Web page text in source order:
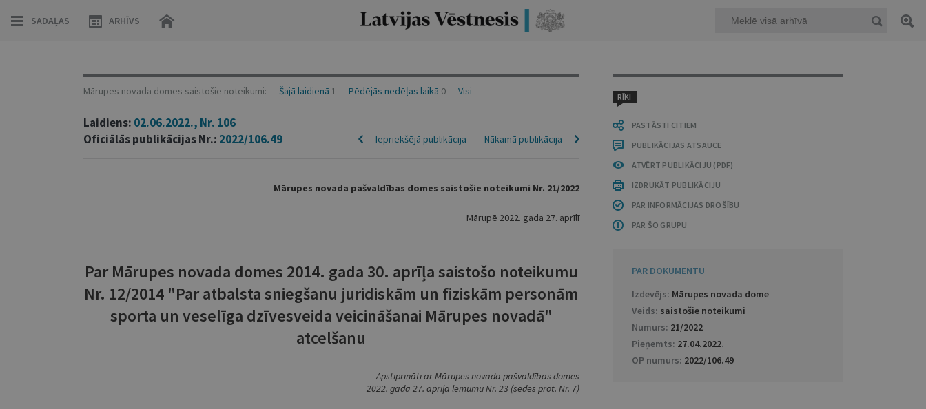
SADAĻAS ARHĪVS
RĪKI
PASTĀSTI CITIEM
PUBLIKĀCIJAS ATSAUCE
ATVĒRT PUBLIKĀCIJU (PDF)
IZDRUKĀT PUBLIKĀCIJU
PAR INFORMĀCIJAS DROŠĪBU
PAR ŠO GRUPU
PAR DOKUMENTU
Izdevējs: Mārupes novada dome
Veids: saistošie noteikumi
Numurs: 21/2022
Pieņemts: 27.04.2022.
OP numurs: 2022/106.49
Mārupes novada domes saistošie noteikumi: Šajā laidienā 1 Pēdējās nedēļas laikā 0 Visi
Laidiens: 02.06.2022., Nr. 106
Oficiālās publikācijas Nr.: 2022/106.49 Nākamā publikācija
Iepriekšējā publikācija
Mārupes novada pašvaldības domes saistošie noteikumi Nr. 21/2022
Mārupē 2022. gada 27. aprīlī
Par Mārupes novada domes 2014. gada 30. aprīļa saistošo noteikumu
Nr. 12/2014 "Par atbalsta sniegšanu juridiskām un fiziskām personām
sporta un veselīga dzīvesveida veicināšanai Mārupes novadā"
atcelšanu
Apstiprināti ar Mārupes novada pašvaldības domes
2022. gada 27. aprīļa lēmumu Nr. 23 (sēdes prot. Nr. 7)